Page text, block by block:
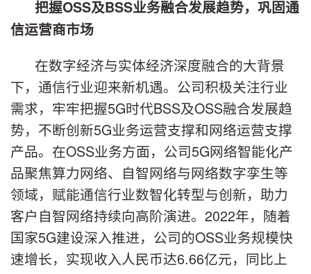
把握OSS及BSS业务融合发展趋势，巩固通
信运营商市场
在数字经济与实体经济深度融合的大背景
下，通信行业迎来新机遇。公司积极关注行业
需求，牢牢把握5G时代BSS及OSS融合发展趋
势，不断创新5G业务运营支撑和网络运营支撑
产品。在OSS业务方面，公司5G网络智能化产
品聚焦算力网络、自智网络与网络数字孪生等
领域，赋能通信行业数智化转型与创新，助力
客户自智网络持续向高阶演进。2022年，随着
国家5G建设深入推进，公司的OSS业务规模快
速增长，实现收入人民币达6.66亿元，同比上